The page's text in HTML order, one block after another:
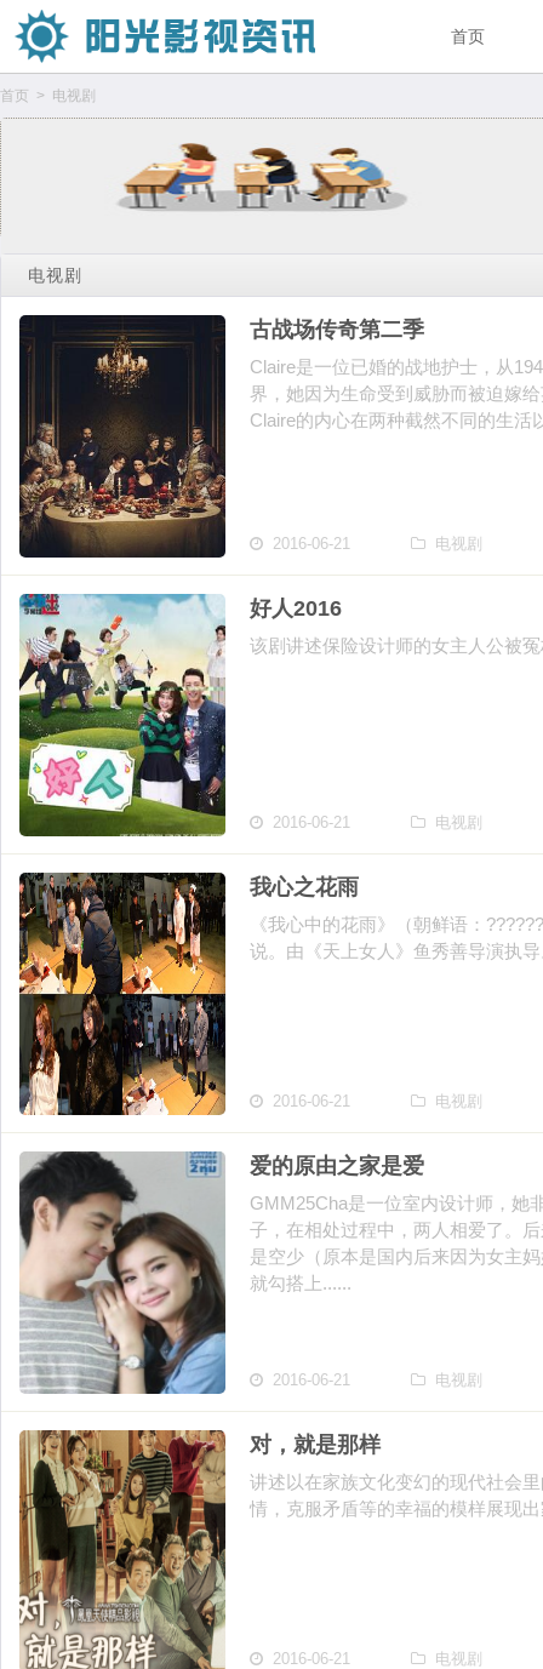
首页
首页 > 电视剧
电视剧
古战场传奇第二季
Claire是一位已婚的战地护士，从
界，她因为生命受到威胁而被迫嫁
Claire的内心在两种截然不同的生活
2016-06-21 电视剧
好人2016
该剧讲述保险设计师的女主人公被
2016-06-21 电视剧
我心之花雨
《我心中的花雨》（朝鲜语：
说。由《天上女人》鱼秀善导演执
2016-06-21 电视剧
爱的原由之家是爱
GMM25Cha是一位室内设计师，她
子，在相处过程中，两人相爱了。
是空少（原本是国内后来因为女主
就勾搭上......
2016-06-21 电视剧
对，就是那样
讲述以在家族文化变幻的现代社会
情，克服矛盾等的幸福的模样展现
2016-06-21 电视剧